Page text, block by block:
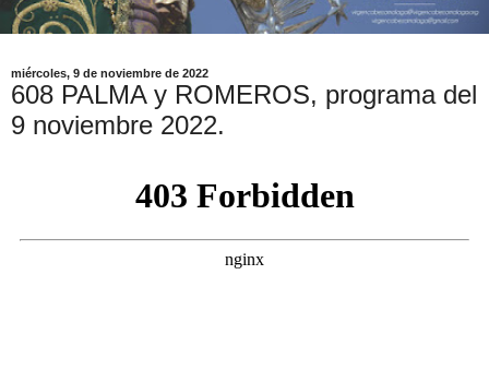
miércoles, 9 de noviembre de 2022
608 PALMA y ROMEROS, programa del
9 noviembre 2022.